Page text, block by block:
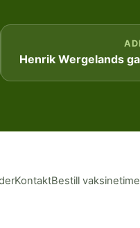
Henrik Wergelands
KontaktBestill vaksinetime